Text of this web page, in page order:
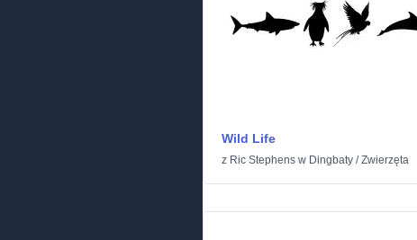
Wild Life
z Ric Stephens w Dingbaty /Zwierzęta